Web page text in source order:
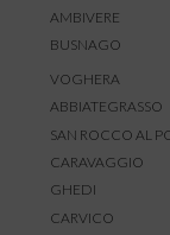
AMBIVERE
BUSNAGO
VOGHERA
ABBIATEGRASSO
SAN ROCCO AL
CARAVAGGIO
GHEDI
CARVICO